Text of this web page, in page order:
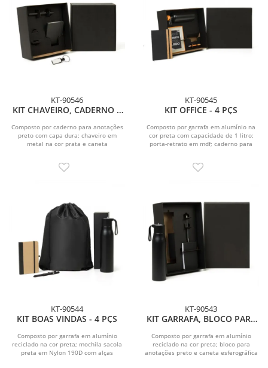
KT-90546
KIT CHAVEIRO, CADERNO E
Composto por caderno para anotações
preto com capa dura; chaveiro em
metal na cor prata e caneta
KT-90545
KIT OFFICE - 4 PÇS
Composto por garrafa em alumínio na
cor preta com capacidade de 1 litro;
porta-retrato em mdf; caderno para
KT-90544
KIT BOAS VINDAS - 4 PÇS
Composto por garrafa em alumínio
reciclado na cor preta; mochila sacola
preta em Nylon 190D com alças
KT-90543
KIT GARRAFA, BLOCO PARA
PÇS
Composto por garrafa em alumínio
reciclado na cor preta; bloco para
anotações preto e caneta esferográfica